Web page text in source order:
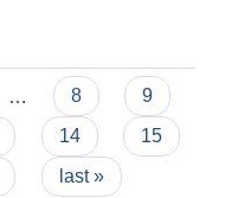
8
9
14
15
last »